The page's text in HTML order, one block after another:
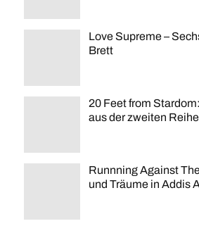
Love Supreme –
Brett
20 Feet from
aus der zweiten
Runnning Against
und Träume in Addis